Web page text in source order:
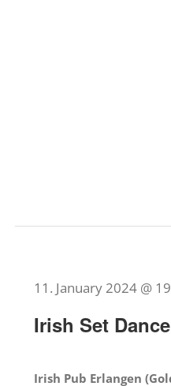
Irish Set
11. January 2024 @
Irish Pub Erlangen